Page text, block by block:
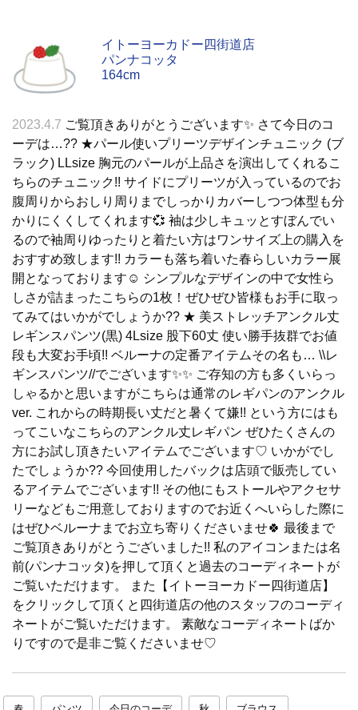
イトーヨーカドー四街道店
パンナコッタ
164cm
2023.4.7 ご覧頂きありがとうございます✨ さて今日のコ
ーデは…?? ★パール使いプリーツデザインチュニック (ブ
ラック) LLsize 胸元のパールが上品さを演出してくれるこ
ちらのチュニック!! サイドにプリーツが入っているのでお
腹周りからおしり周りまでしっかりカバーしつつ体型も分
かりにくくしてくれます💞 袖は少しキュッとすぼんでい
るので袖周りゆったりと着たい方はワンサイズ上の購入を
おすすめ致します!! カラーも落ち着いた春らしいカラー展
開となっております☺️ シンプルなデザインの中で女性ら
しさが詰まったこちらの1枚！ぜひぜひ皆様もお手に取っ
てみてはいかがでしょうか?? ★ 美ストレッチアンクル丈
レギンスパンツ(黒) 4Lsize 股下60丈 使い勝手抜群でお値
段も大変お手頃!! ベルーナの定番アイテムその名も… \\レ
ギンスパンツ//でございます✨✨ ご存知の方も多くいらっ
しゃるかと思いますがこちらは通常のレギパンのアンクル
ver. これからの時期長い丈だと暑くて嫌!! という方にはも
ってこいなこちらのアンクル丈レギパン ぜひたくさんの
方にお試し頂きたいアイテムでございます♡ いかがでし
たでしょうか?? 今回使用したバックは店頭で販売してい
るアイテムでございます!! その他にもストールやアクセサ
リーなどもご用意しておりますのでお近くへいらした際に
はぜひベルーナまでお立ち寄りくださいませ🍀 最後まで
ご覧頂きありがとうございました!! 私のアイコンまたは名
前(パンナコッタ)を押して頂くと過去のコーディネートが
ご覧いただけます。 また【イトーヨーカドー四街道店】
をクリックして頂くと四街道店の他のスタッフのコーディ
ネートがご覧いただけます。 素敵なコーディネートばか
りですので是非ご覧くださいませ♡